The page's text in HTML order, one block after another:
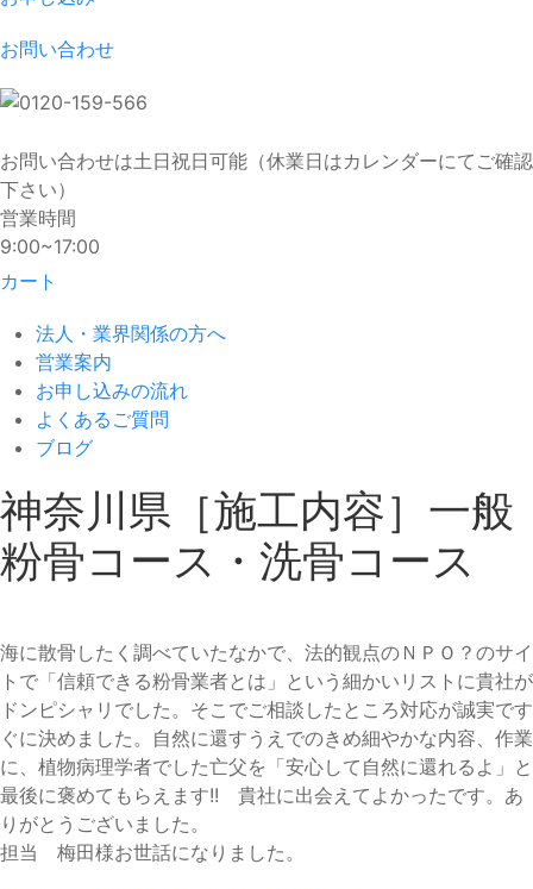
お問い合わせ
お問い合わせは土日祝日可能（休業日はカレンダーにてご確認
下さい）
営業時間
9:00~17:00
カート
法人・業界関係の方へ
営業案内
お申し込みの流れ
よくあるご質問
ブログ
神奈川県［施工内容］一般
粉骨コース・洗骨コース
海に散骨したく調べていたなかで、法的観点のＮＰＯ？のサイ
トで「信頼できる粉骨業者とは」という細かいリストに貴社が
ドンピシャリでした。そこでご相談したところ対応が誠実です
ぐに決めました。自然に還すうえでのきめ細やかな内容、作業
に、植物病理学者でした亡父を「安心して自然に還れるよ」と
最後に褒めてもらえます!! 貴社に出会えてよかったです。あ
りがとうございました。
担当 梅田様お世話になりました。